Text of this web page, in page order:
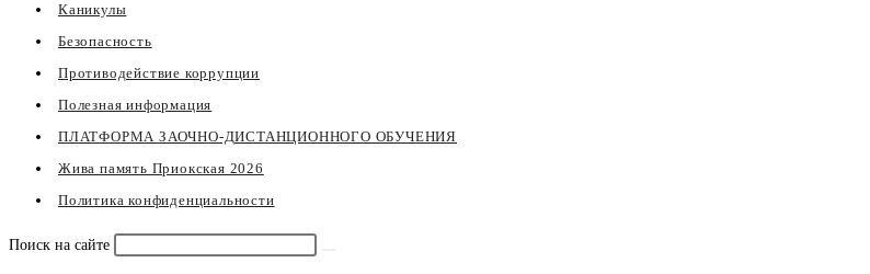
Каникулы
Безопасность
Противодействие коррупции
Полезная информация
ПЛАТФОРМА ЗАОЧНО-ДИСТАНЦИОННОГО ОБУЧЕНИЯ
Жива память Приокская 2026
Политика конфиденциальности
Поиск на сайте